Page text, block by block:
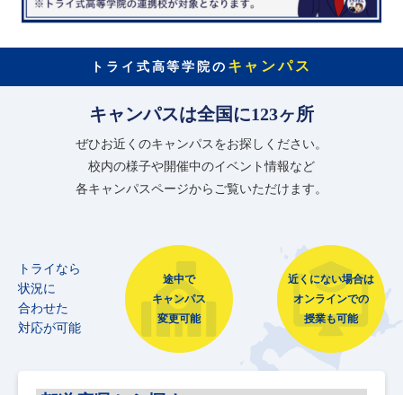
トライ式高等学院の キャンパス
キャンパスは全国に123ヶ所
ぜひお近くのキャンパスをお探しください。
校内の様子や開催中のイベント情報など
各キャンパスページからご覧いただけます。
トライなら
状況に
合わせた
対応が可能
途中で
キャンパス
変更可能
近くにない場合は
オンラインでの
授業も可能